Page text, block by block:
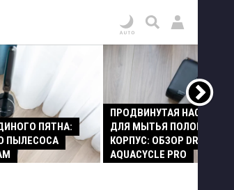
ПЯТНА:
ПЫЛЕСОСА
ПРОДВИНУТАЯ НАСАДКА
ДЛЯ МЫТЬЯ ПОЛОВ И
КОРПУС: ОБЗОР DREAME
AQUACYCLE PRO